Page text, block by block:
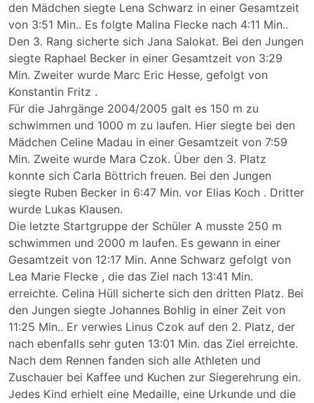
den Mädchen siegte Lena Schwarz in einer Gesamtzeit
von 3:51 Min.. Es folgte Malina Flecke nach 4:11 Min..
Den 3. Rang sicherte sich Jana Salokat. Bei den Jungen
siegte Raphael Becker in einer Gesamtzeit von 3:29
Min. Zweiter wurde Marc Eric Hesse, gefolgt von
Konstantin Fritz .
Für die Jahrgänge 2004/2005 galt es 150 m zu
schwimmen und 1000 m zu laufen. Hier siegte bei den
Mädchen Celine Madau in einer Gesamtzeit von 7:59
Min. Zweite wurde Mara Czok. Über den 3. Platz
konnte sich Carla Böttrich freuen. Bei den Jungen
siegte Ruben Becker in 6:47 Min. vor Elias Koch . Dritter
wurde Lukas Klausen.
Die letzte Startgruppe der Schüler A musste 250 m
schwimmen und 2000 m laufen. Es gewann in einer
Gesamtzeit von 12:17 Min. Anne Schwarz gefolgt von
Lea Marie Flecke , die das Ziel nach 13:41 Min.
erreichte. Celina Hüll sicherte sich den dritten Platz. Bei
den Jungen siegte Johannes Bohlig in einer Zeit von
11:25 Min.. Er verwies Linus Czok auf den 2. Platz, der
nach ebenfalls sehr guten 13:01 Min. das Ziel erreichte.
Nach dem Rennen fanden sich alle Athleten und
Zuschauer bei Kaffee und Kuchen zur Siegerehrung ein.
Jedes Kind erhielt eine Medaille, eine Urkunde und die